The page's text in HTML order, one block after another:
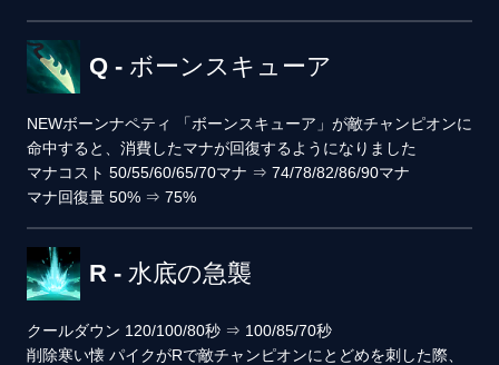
Q - ボーンスキューア
NEWボーンナペティ
「ボーンスキューア」が敵チャンピオンに
命中すると、消費したマナが回復するようになりました
マナコスト 50/55/60/65/70マナ ⇒ 74/78/82/86/90マナ
マナ回復量 50% ⇒ 75%
R - 水底の急襲
クールダウン 120/100/80秒 ⇒ 100/85/70秒
削除寒い懐 パイクがRで敵チャンピオンにとどめを刺した際、